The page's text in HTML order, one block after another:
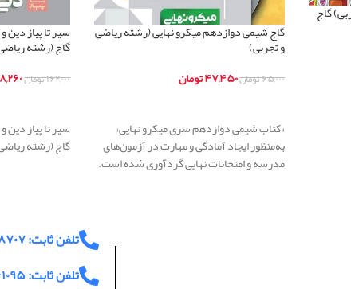
گاج
گاج شیمی دوازدهم میکرو نهایی (رشته ریاضی
و تجربی)
۶۵,۰۰۰تومان۴۷,۴۵۰تومان
«کتاب شیمی دوازدهم سری میکرو نهایی»
به‌منظور ایجاد آمادگی و مهارت در آزمون‌های
مدرسه و امتحانات نهایی گردآوری شده است.
سیر تا پیاز
گاج (رشته
۱۶۲,۰۰۰تومان
سیر تا پیاز
گاج (رشته
تلفن ثابت: ۶۶۹۵۸۷۰۷
تلفن ثابت: ۶۶۴۶۱۰۹۵